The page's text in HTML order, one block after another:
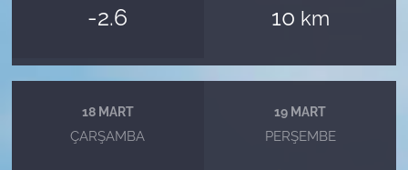
-2.6 10 km
18 MART
ÇARŞAMBA
19 MART
PERŞEMBE